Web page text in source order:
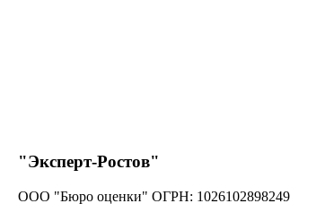
"Эксперт-Ростов"
ООО "Бюро оценки" ОГРН: 1026102898249